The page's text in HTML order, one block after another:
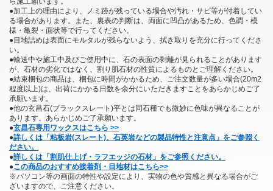
●加工上の理由により、ノミ跡が残っている場合や汚れ・サビ等が付着してい
る場合があります。また、裏表の判断は、両面に凹凸があるため、色調・模
様・亀裂・面状等で行ってください。
●目地詰めは表面にモルタルが残らないよう、拭き取りを充分に行ってくださ
い。
●輸送中や施工中及びご使用中に、石の表面の剥離が見られることがあります
が、石材の劣化ではなく、割り肌石材の性質によるものとご理解ください。
●結束梱包の商品は、梱包に時間がかかるため、ご注文数量が多い場合(20m2
程度以上)は、出荷にかかる日数を余分にいただきますことをあらかじめご了
承願います。
●他の玄昌石(ブラックスレート)平とは同石種でも微妙に色味が異なることが
あります。あらかじめご了承願います。
●玄昌石専用ワックスはこちら >>
●詳しくは「粘板岩(スレート)、石英岩などの製品特性と注意点」をご参照く
ださい。
●詳しくは「割肌仕上げ・ラフエッジの石材」をご参照ください。
●この商品のおすすめ接着剤・目地材はこちら>>
※パソコン等の画面の特性や設定により、実物の色や質感と異なる場合がご
ざいますので、ご注意ください。